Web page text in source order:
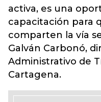
activa, es una
capacitación para
comparten la vía
Galván Carbonó,
Administrativo de
Cartagena.